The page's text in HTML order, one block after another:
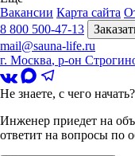
Вакансии Карта сайта
8 800 500-47-13
mail@sauna-life.ru
г. Москва, р-он
Не знаете, с чего начать?
Инженер приедет на
ответит на вопросы по